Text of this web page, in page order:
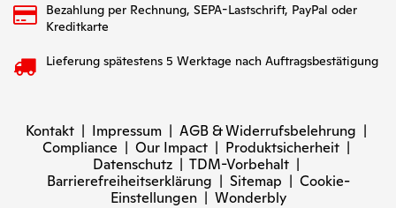
Bezahlung per Rechnung, SEPA-Lastschrift, PayPal oder
Kreditkarte
Lieferung spätestens 5 Werktage nach Auftragsbestätigung
Kontakt | Impressum | AGB & Widerrufsbelehrung |
Compliance | Our Impact | Produktsicherheit |
Datenschutz | TDM-Vorbehalt |
Barrierefreiheitserklärung | Sitemap | Cookie-
Einstellungen| Wonderbly